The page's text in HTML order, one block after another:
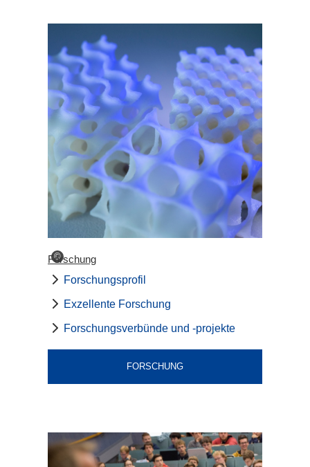
©
Forschung
Forschungsprofil
Exzellente Forschung
Forschungsverbünde und -projekte
FORSCHUNG